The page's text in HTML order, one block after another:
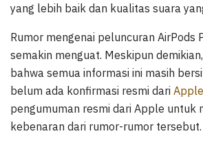
yang lebih baik dan kualitas suara
Rumor mengenai peluncuran AirPods
semakin menguat. Meskipun
bahwa semua informasi ini masih
belum ada konfirmasi resmi dari Apple
pengumuman resmi dari Apple untuk
kebenaran dari rumor-rumor tersebut.